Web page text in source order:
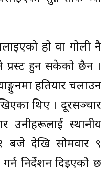
हो वा गोली नै
प्रस्ट हुन सकेको छैन ।
हतियार चलाउन
थिए । दूरसञ्चार
उनीहरूलाई स्थानीय
बजे देखि सोमवार ९
निर्देशन दिइएको छ